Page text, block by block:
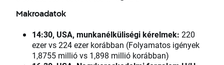
Makroadatok
14:30, USA, munkanélküliségi kérelmek: 220
ezer vs 224 ezer korábban (Folyamatos igények
1,8755 millió vs 1,898 millió korábban)